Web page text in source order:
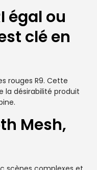
égal ou
clé en
rouges R9. Cette
la désirabilité produit
Mesh,